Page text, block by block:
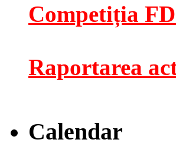
Competiția
Raportarea
Calendar